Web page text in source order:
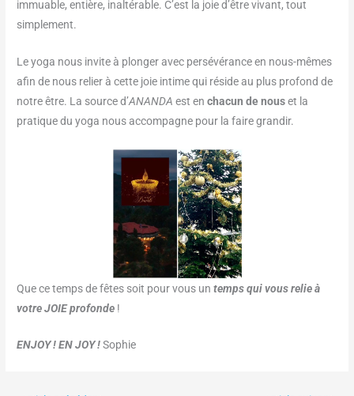
immuable, entière, inaltérable. C’est la joie d’être vivant, tout
simplement.
Le yoga nous invite à plonger avec persévérance en nous-mêmes
afin de nous relier à cette joie intime qui réside au plus profond de
notre être. La source d’ANANDAest enchacun de nouset la
pratique du yoga nous accompagne pour la faire grandir.
Que ce temps de fêtes soit pour vous untemps qui vous relie à
votre JOIE profonde !
ENJOY ! EN JOY !Sophie